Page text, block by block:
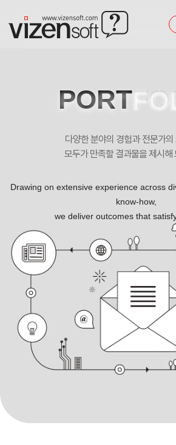
(주)엠에스시 포트폴리오
PORT
다양한 분야의 경험과 전문가
모두가 만족할 결과물을 제시해
Drawing on extensive experience across
know-how,
we deliver outcomes that